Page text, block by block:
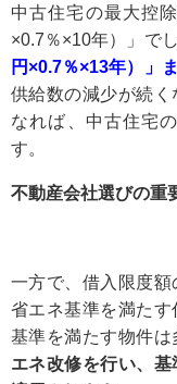
中古住宅の最大控
×0.7％×10年）」で
円×0.7％×13年）」
供給数の減少が続
なれば、中古住宅
す。
不動産会社選びの重
一方で、借入限度
省エネ基準を満た
基準を満たす物件は
エネ改修を行い、